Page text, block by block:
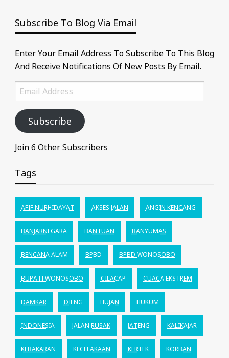
Subscribe To Blog Via Email
Enter Your Email Address To Subscribe To This Blog
And Receive Notifications Of New Posts By Email.
Email
Address
Subscribe
Join 6 Other Subscribers
Tags
AFIF NURHIDAYAT AKSES JALAN ANGIN KENCANG
BANJARNEGARA BANTUAN BANYUMAS
BENCANA ALAM BPBD BPBD WONOSOBO
BUPATI WONOSOBO CILACAP CUACA EKSTREM
DAMKAR DIENG HUJAN HUKUM
INDONESIA JALAN RUSAK JATENG KALIKAJAR
KEBAKARAN KECELAKAAN KERTEK KORBAN